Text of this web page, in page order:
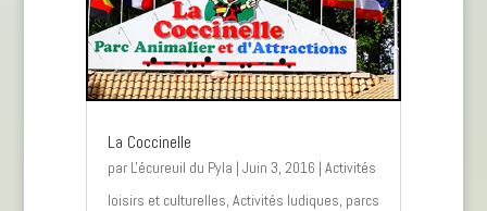
La Coccinelle
par L'écureuil du Pyla | Juin 3, 2016 | Activités
loisirs et culturelles, Activités ludiques, parcs